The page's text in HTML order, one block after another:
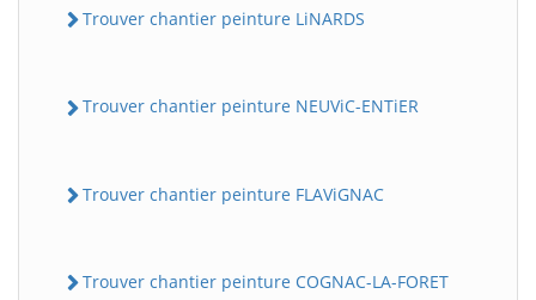
Trouver chantier peinture LiNARDS
Trouver chantier peinture NEUViC-ENTiER
Trouver chantier peinture FLAViGNAC
Trouver chantier peinture COGNAC-LA-FORET